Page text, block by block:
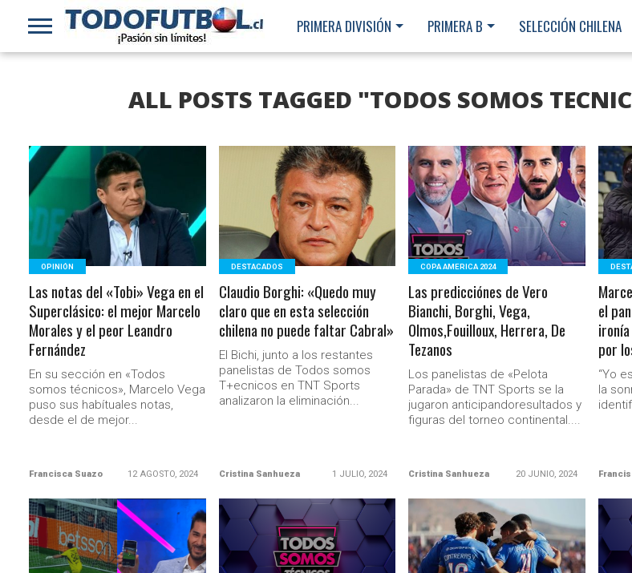
PRIMERA DIVISIÓN PRIMERA B SELECCIÓN CHILENA
ALL POSTS TAGGED "TODOS SOMOS
LEER MÁS
OPINIÓN
Las notas del «Tobi» Vega en el
Superclásico: el mejor Marcelo
Morales y el peor Leandro
Fernández
En su sección en «Todos
somos técnicos», Marcelo Vega
puso sus habítuales notas,
desde el de mejor...
Francisca Suazo 12 AGOSTO, 2024
LEER MÁS
DESTACADOS
Claudio Borghi: «Quedo muy
claro que en esta selección
chilena no puede faltar Cabral»
El Bichi, junto a los restantes
panelistas de Todos somos
T+ecnicos en TNT Sports
analizaron la eliminación...
Cristina Sanhueza 1 JULIO, 2024
LEER MÁS
COPA AMERICA 2024
Las predicciónes de Vero
Bianchi, Borghi, Vega,
Olmos,Fouilloux, Herrera, De
Tezanos
Los panelistas de «Pelota
Parada» de TNT Sports se la
jugaron anticipandoresultados y
figuras del torneo continental....
Cristina Sanhueza 20 JUNIO, 2024
el
por
“Yo
la
LEER MÁS LEER MÁS LEER MÁS
Ministerio